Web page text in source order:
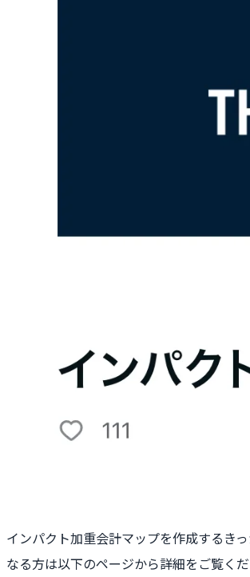
インパクト加重会計マップを作成するき
なる方は以下のページから詳細をご覧くだ